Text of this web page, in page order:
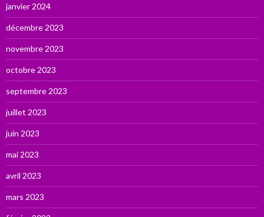
janvier 2024
décembre 2023
novembre 2023
octobre 2023
septembre 2023
juillet 2023
juin 2023
mai 2023
avril 2023
mars 2023